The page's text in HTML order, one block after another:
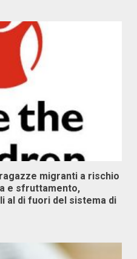
migranti a rischio
e sfruttamento,
al di fuori del sistema di